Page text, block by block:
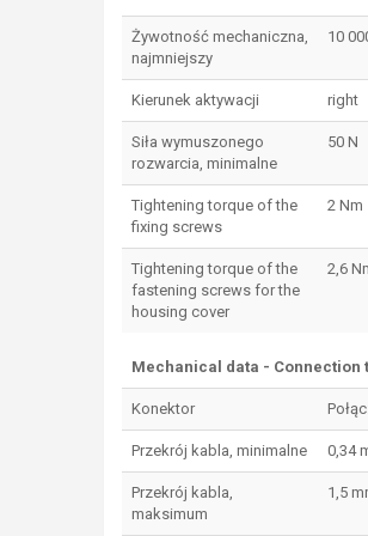
Żywotność mechaniczna,
najmniejszy
10
Kierunek aktywacji right
Siła wymuszonego
rozwarcia, minimalne
50 N
Tightening torque of the
fixing screws
2 Nm
Tightening torque of the
fastening screws for the
housing cover
2,6
Mechanical data - Connection
Konektor
Przekrój kabla, minimalne 0,34
Przekrój kabla,
maksimum
1,5